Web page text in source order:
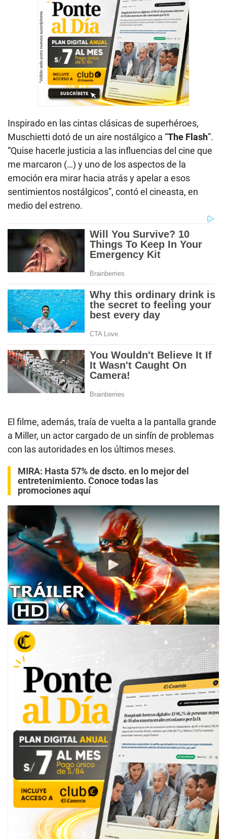
Inspirado en las cintas clásicas de superhéroes,
Muschietti dotó de un aire nostálgico a “The Flash”.
“Quise hacerle justicia a las influencias del cine que
me marcaron (…) y uno de los aspectos de la
emoción era mirar hacia atrás y apelar a esos
sentimientos nostálgicos”, contó el cineasta, en
medio del estreno.
El filme, además, traía de vuelta a la pantalla grande
a Miller, un actor cargado de un sinfín de problemas
con las autoridades en los últimos meses.
MIRA: Hasta 57% de dscto. en lo mejor del
entretenimiento. Conoce todas las
promociones aquí
Play